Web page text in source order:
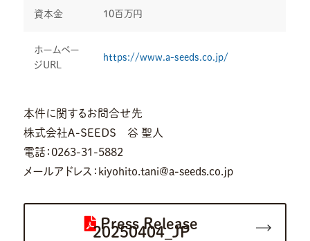
資本金 10百万円
ホームペー
ジURL
https://www.a-seeds.co.jp/
本件に関するお問合せ先
株式会社Ａ-ＳＥＥＤＳ 谷 聖人
電話：0263-31-5882
メールアドレス：kiyohito.tani@a-seeds.co.jp
Press Release
20250404_JP